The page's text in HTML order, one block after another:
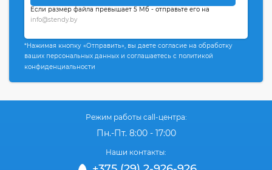
Если размер файла превышает 5 Мб - отправьте его на
info@stendy.by
*Нажимая кнопку «Отправить», вы даете согласие на обработку
ваших персональных данных и соглашаетесь с политикой
конфиденциальности
Режим работы call-центра:
Пн.-Пт. 8:00 - 17:00
Наши контакты: